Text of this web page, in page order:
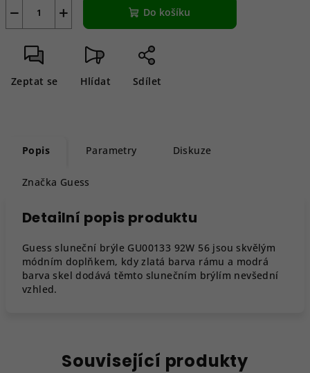
+
− Do košíku
Zeptat se Hlídat Sdílet
Popis Parametry Diskuze
Značka Guess
Detailní popis produktu
Guess sluneční brýle GU00133 92W 56 jsou skvělým
módním doplňkem, kdy zlatá barva rámu a modrá
barva skel dodává těmto slunečním brýlím nevšední
vzhled.
Související produkty